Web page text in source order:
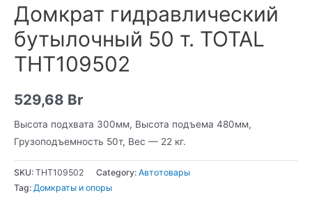
Домкрат гидравлический
бутылочный 50 т. TOTAL
THT109502
529,68 Br
Высота подхвата 300мм, Высота подъема 480мм,
Грузоподъемность 50т, Вес — 22 кг.
SKU: THT109502 Category: Автотовары
Tag: Домкраты и опоры